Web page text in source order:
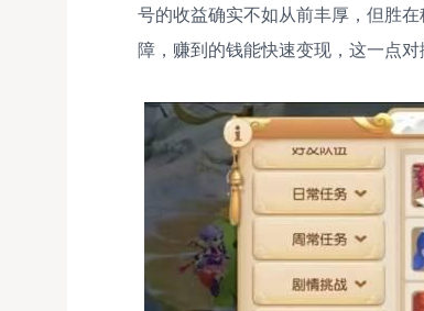
号的收益确实不如从前丰厚，但胜
障，赚到的钱能快速变现，这一点对